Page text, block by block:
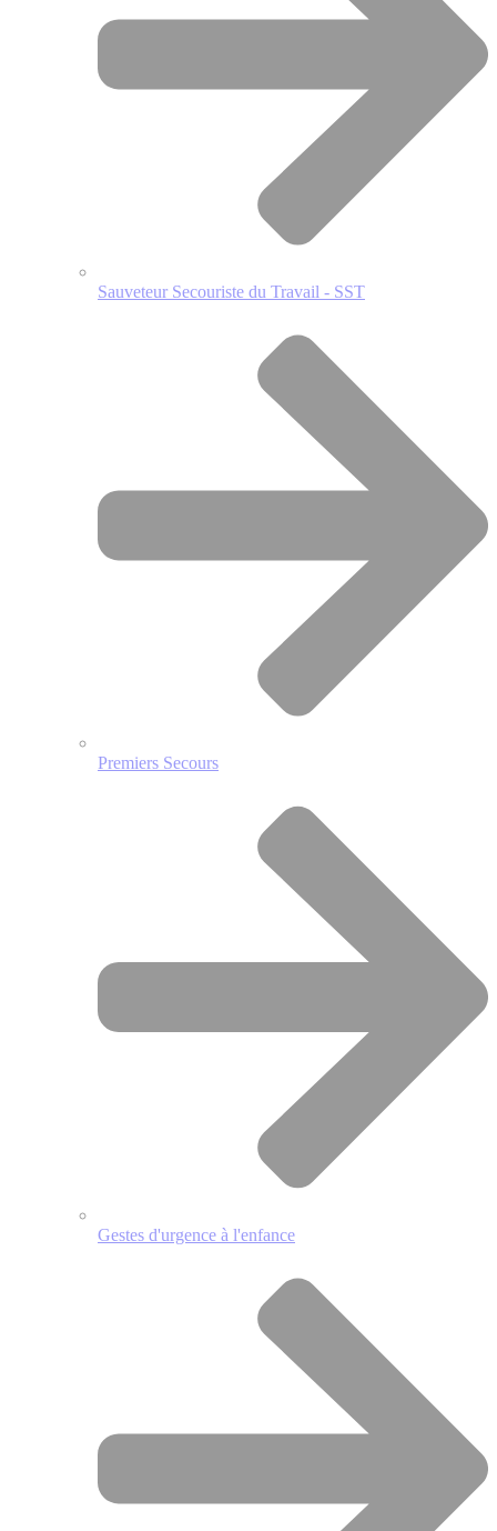
Sauveteur Secouriste du Travail - SST
Premiers Secours
Gestes d'urgence à l'enfance